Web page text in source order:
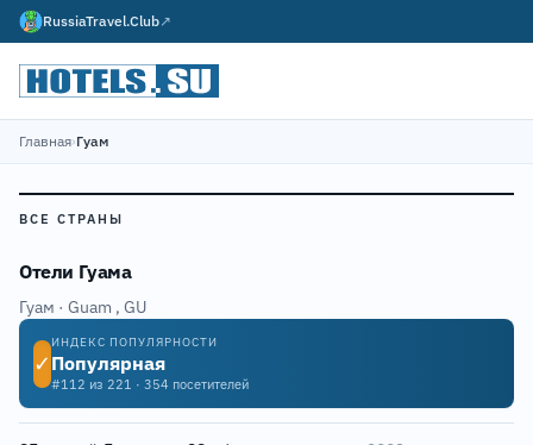
RussiaTravel.Club↗
Главная›Гуам
ВСЕ СТРАНЫ
Отели Гуама
Гуам · Guam , GU
✓
ИНДЕКС ПОПУЛЯРНОСТИ
Популярная
#112 из 221 · 354 посетителей